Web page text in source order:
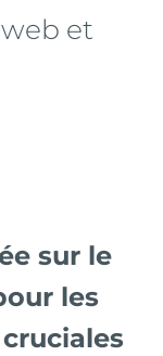
et
sur le
les